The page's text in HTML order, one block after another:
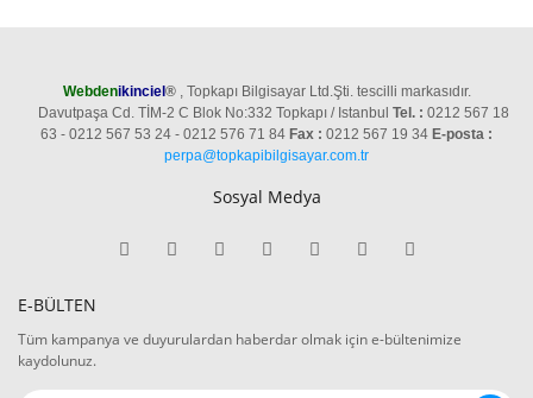
Webdenikinciel®, Topkapı Bilgisayar Ltd.Şti. tescilli markasıdır.
Davutpaşa Cd. TİM-2 C Blok No:332 Topkapı / Istanbul Tel. : 0212 567 18
63 - 0212 567 53 24 - 0212 576 71 84 Fax : 0212 567 19 34 E-posta :
perpa@topkapibilgisayar.com.tr
Sosyal Medya
E-BÜLTEN
Tüm kampanya ve duyurulardan haberdar olmak için e-bültenimize
kaydolunuz.